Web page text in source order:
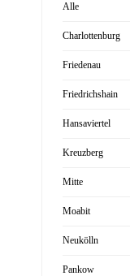
Alle
Charlottenburg
Friedenau
Friedrichshain
Hansaviertel
Kreuzberg
Mitte
Moabit
Neukölln
Pankow